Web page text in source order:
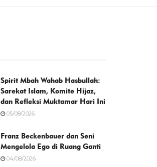
Spirit Mbah Wahab Hasbullah:
Sarekat Islam, Komite Hijaz,
dan Refleksi Muktamar Hari Ini
05/08/2026
Franz Beckenbauer dan Seni
Mengelola Ego di Ruang Ganti
04/08/2026